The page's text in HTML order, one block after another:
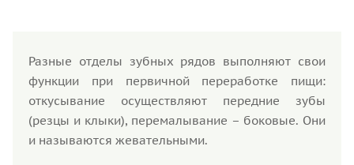
Разные отделы зубных рядов выполняют свои
функции при первичной переработке пищи:
откусывание осуществляют передние зубы
(резцы и клыки), перемалывание – боковые. Они
и называются жевательными.